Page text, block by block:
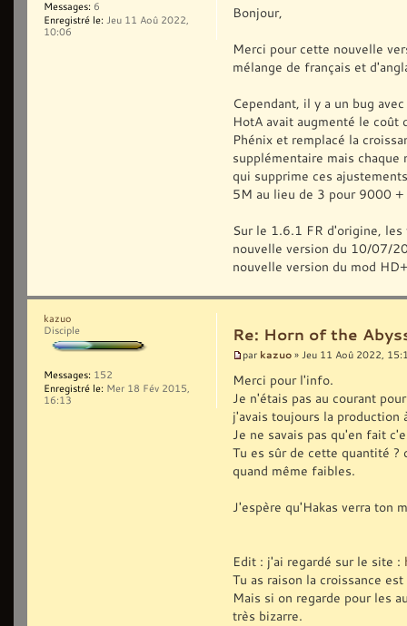
Bonjour,
Merci pour cette nouvelle
mélange de français et
Cependant, il y a un bug
HotA avait augmenté le coût
Phénix et remplacé la
supplémentaire mais
qui supprime ces
5M au lieu de 3 pour 9000
Sur le 1.6.1 FR d'origine,
nouvelle version du 10/07/
nouvelle version du mod
Messages: 6
Enregistré le: Jeu 11 Aoû 2022,
10:06
Re: Horn of the
par kazuo » Jeu 11 Aoû 2022,
Merci pour l'info.
Je n'étais pas au courant
j'avais toujours la production
Je ne savais pas qu'en fait
Tu es sûr de cette quantité ?
quand même faibles.
J'espère qu'Hakas verra ton
Edit : j'ai regardé sur le site :
Tu as raison la croissance
Mais si on regarde pour les
très bizarre.
kazuo
Disciple
Messages: 152
Enregistré le: Mer 18 Fév 2015,
16:13